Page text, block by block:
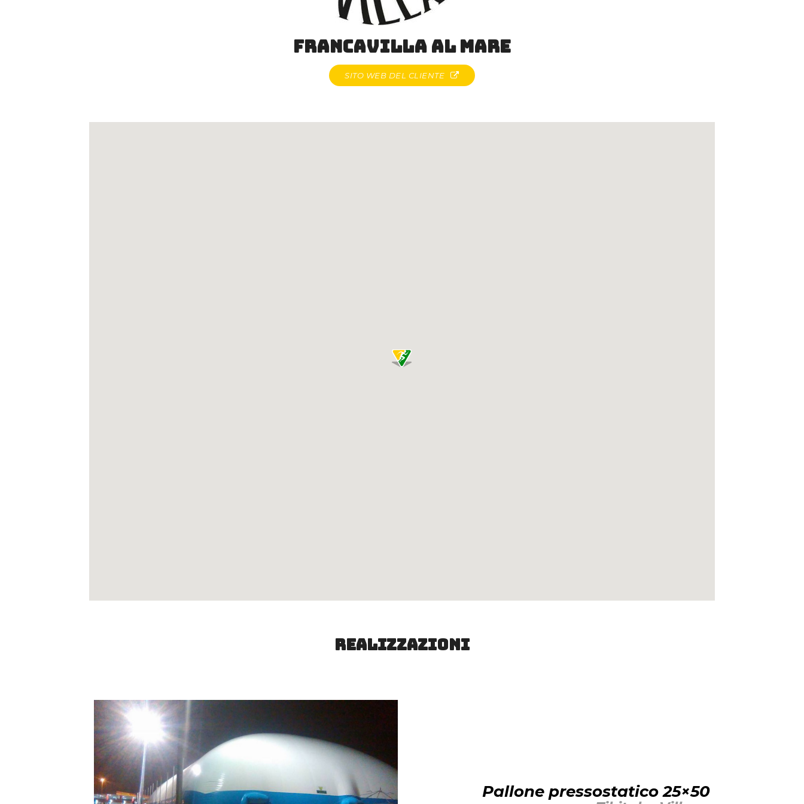
Francavilla al Mare
SITO WEB DEL CLIENTE
Realizzazioni
Pallone pressostatico 25×50